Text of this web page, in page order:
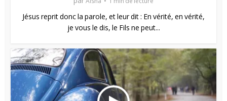
Jésus reprit donc la parole, et leur dit : En vérité, en vérité,
je vous le dis, le Fils ne peut...